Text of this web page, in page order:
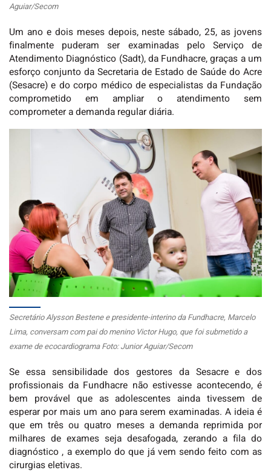
Aguiar/Secom
Um ano e dois meses depois, neste sábado, 25, as jovens
finalmente puderam ser examinadas pelo Serviço de
Atendimento Diagnóstico (Sadt), da Fundhacre, graças a um
esforço conjunto da Secretaria de Estado de Saúde do Acre
(Sesacre) e do corpo médico de especialistas da Fundação
comprometido em ampliar o atendimento sem
comprometer a demanda regular diária.
Secretário Alysson Bestene e presidente-interino da Fundhacre, Marcelo
Lima, conversam com pai do menino Victor Hugo, que foi submetido a
exame de ecocardiograma Foto: Junior Aguiar/Secom
Se essa sensibilidade dos gestores da Sesacre e dos
profissionais da Fundhacre não estivesse acontecendo, é
bem provável que as adolescentes ainda tivessem de
esperar por mais um ano para serem examinadas. A ideia é
que em três ou quatro meses a demanda reprimida por
milhares de exames seja desafogada, zerando a fila do
diagnóstico , a exemplo do que já vem sendo feito com as
cirurgias eletivas.